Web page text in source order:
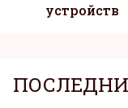
устройств